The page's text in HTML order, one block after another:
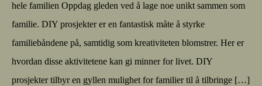
hele familien Oppdag gleden ved å lage noe unikt sammen som
familie. DIY prosjekter er en fantastisk måte å styrke
familiebåndene på, samtidig som kreativiteten blomstrer. Her er
hvordan disse aktivitetene kan gi minner for livet. DIY
prosjekter tilbyr en gyllen mulighet for familier til å tilbringe […]